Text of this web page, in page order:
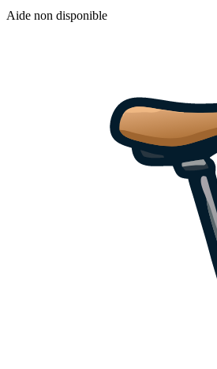
Aide non disponible